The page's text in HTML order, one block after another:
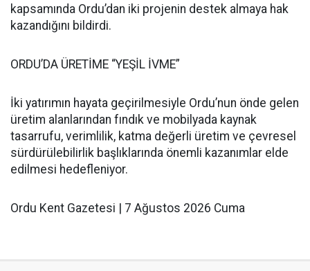
kapsamında Ordu’dan iki projenin destek almaya hak
kazandığını bildirdi.
ORDU’DA ÜRETİME “YEŞİL İVME”
İki yatırımın hayata geçirilmesiyle Ordu’nun önde gelen
üretim alanlarından fındık ve mobilyada kaynak
tasarrufu, verimlilik, katma değerli üretim ve çevresel
sürdürülebilirlik başlıklarında önemli kazanımlar elde
edilmesi hedefleniyor.
Ordu Kent Gazetesi | 7 Ağustos 2026 Cuma